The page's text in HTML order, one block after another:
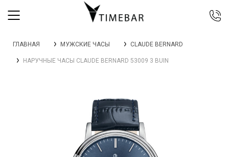
044 392 44 45
067 344 14 44 (viber)
ГЛАВНАЯ МУЖСКИЕ ЧАСЫ CLAUDE BERNARD
НАРУЧНЫЕ ЧАСЫ CLAUDE BERNARD 53009 3 BUIN